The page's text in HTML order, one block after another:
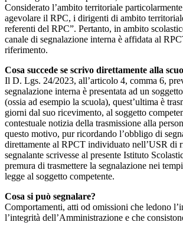
Considerato l’ambito territoriale
agevolare il RPC, i dirigenti di ambito
referenti del RPC”. Pertanto, in ambito
canale di segnalazione interna è affidata al
riferimento.
Cosa succede se scrivo direttamente alla
Il D. Lgs. 24/2023, all’articolo 4, comma 6,
segnalazione interna è presentata ad un
(ossia ad esempio la scuola), quest’ultima è
giorni dal suo ricevimento, al soggetto
contestuale notizia della trasmissione alla
questo motivo, pur ricordando l’obbligo di
direttamente al RPCT individuato nell’USR di
segnalante scrivesse al presente Istituto
premura di trasmettere la segnalazione nei
legge al soggetto competente.
Cosa si può segnalare?
Comportamenti, atti od omissioni che ledono
l’integrità dell’Amministrazione e che